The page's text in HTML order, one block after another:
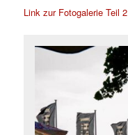
Link zur Fotogalerie Teil 2